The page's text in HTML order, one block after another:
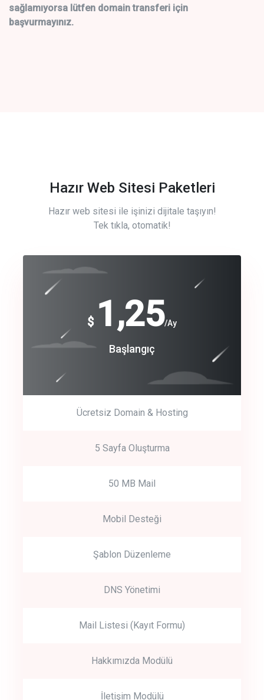
sağlamıyorsa lütfen domain transferi için
başvurmayınız.
Hazır Web Sitesi Paketleri
Hazır web sitesi ile işinizi dijitale taşıyın!
Tek tıkla, otomatik!
$ 1,25/Ay
Başlangıç
Ücretsiz Domain & Hosting
5 Sayfa Oluşturma
50 MB Mail
Mobil Desteği
Şablon Düzenleme
DNS Yönetimi
Mail Listesi (Kayıt Formu)
Hakkımızda Modülü
İletişim Modülü
Free
Basic